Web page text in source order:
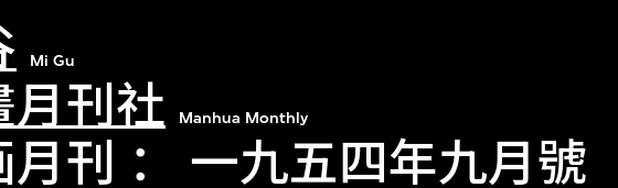
Mi Gu
月刊社 Manhua Monthly
月刊 ： 一九五四年九月號